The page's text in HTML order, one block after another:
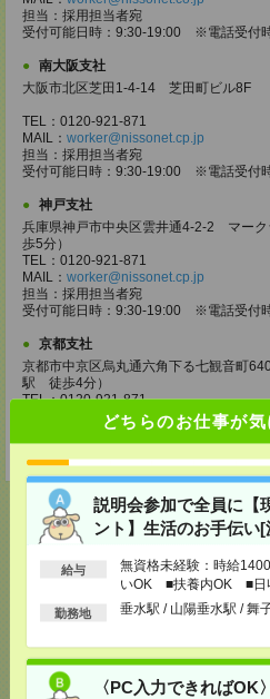
どちらのお仕事が
説明会参加で全員に【
ント】生活のお手伝い[
給与
無資格未経験：時給
いOK ■扶養内OK ■日
以上
勤務地 垂水駅 / 山陽垂水駅 / 舞
〈PC入力できればOK
担当：採用担当者宛
受付可能日時：9:30-19:00 ※電話受付
南大阪支社
大阪市北区芝田1-4-14 芝田町ビル8F
TEL：0120-921-871
MAIL： worker@nissonet.cp.jp
担当：採用担当者宛
受付可能日時：9:30-19:00 ※電話受付
神戸支社
兵庫県神戸市中央区雲井通4-2-2 マーク
歩5分）
TEL：0120-921-871
MAIL： worker@nissonet.cp.jp
担当：採用担当者宛
受付可能日時：9:30-19:00 ※電話受付
京都支社
京都市中京区烏丸通六角下る七観音町
駅 徒歩4分）
TEL：0120-921-871
worker@nissonet.co.jp
担当：採用担当者宛
応募ペ
気に